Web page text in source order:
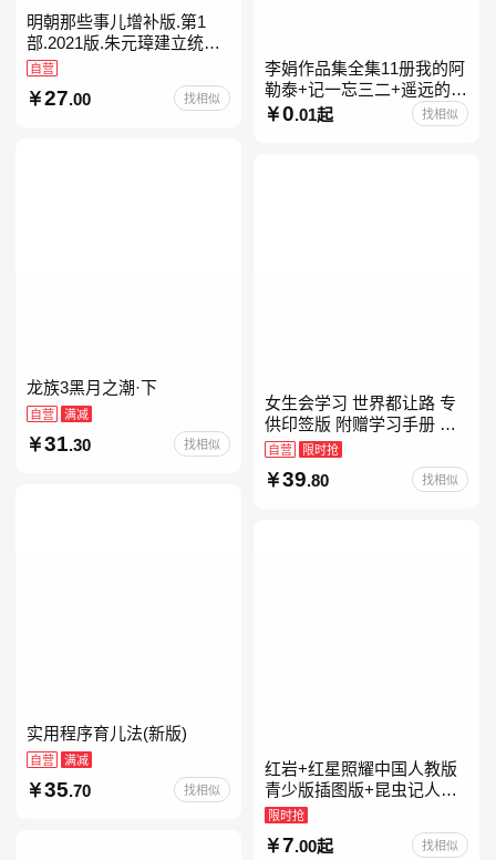
明朝那些事儿增补版.第1
部.2021版.朱元璋建立统治
明朝
自营
27.00 找相似
李娟作品集全集11册我的阿
勒泰+记一忘三二+遥远的向
日葵地+冬牧场+阿勒泰的角
落+羊道三部曲+走夜路请放
0.01起 找相似
龙族3黑月之潮·下
自营 满减
31 .30 找相似
女生会学习 世界都让路 专
供印签版 附赠学习手册 创
意明信片 试听课和资料包
自营 限时抢
39.80 找相似
实用程序育儿法(新版)
自营 满减
35.70 找相似
红岩+红星照耀中国人教版
青少版插图版+昆虫记人教
版正版原著完整版红星为什
么照耀中国八年级上册的课
外书初二课外阅读书籍人教
限时抢
7.00起 找相似